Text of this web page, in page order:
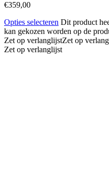
€359,00
Opties selecteren Dit product
kan gekozen worden op de
Zet op verlanglijstZet op
Zet op verlanglijst